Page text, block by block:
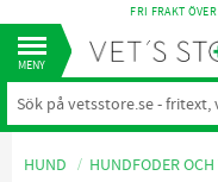
Meny
FRI FRAKT
HUND HUNDFODER